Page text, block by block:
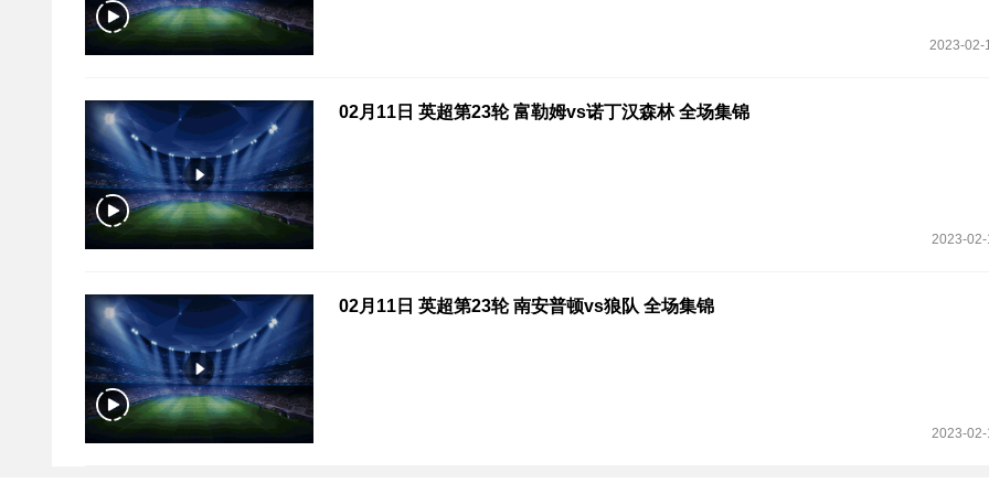
2023-02-
02月11日 英超第23轮 富勒姆vs诺丁汉森林 全场集锦
2023-
02月11日 英超第23轮 南安普顿vs狼队 全场集锦
2023-